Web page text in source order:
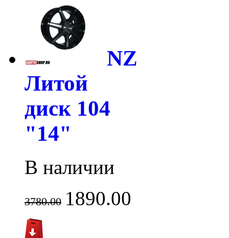
NZ
Литой
диск 104
"14"
В наличии
3780.00 1890.00